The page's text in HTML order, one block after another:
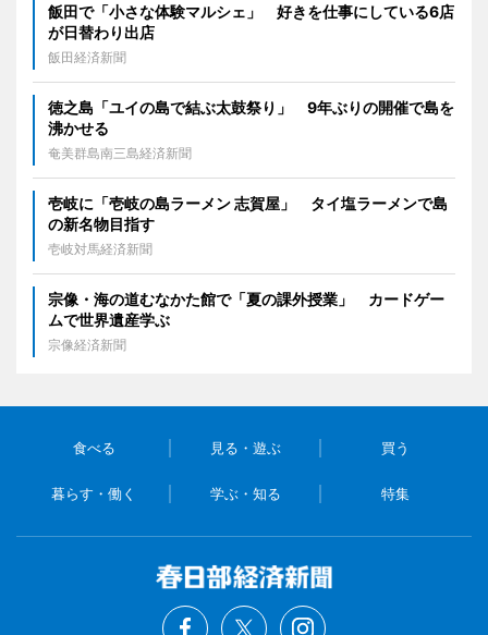
飯田で「小さな体験マルシェ」 好きを仕事にしている6店
が日替わり出店
飯田経済新聞
徳之島「ユイの島で結ぶ太鼓祭り」 9年ぶりの開催で島を
沸かせる
奄美群島南三島経済新聞
壱岐に「壱岐の島ラーメン 志賀屋」 タイ塩ラーメンで島
の新名物目指す
壱岐対馬経済新聞
宗像・海の道むなかた館で「夏の課外授業」 カードゲー
ムで世界遺産学ぶ
宗像経済新聞
食べる 見る・遊ぶ 買う
暮らす・働く 学ぶ・知る 特集